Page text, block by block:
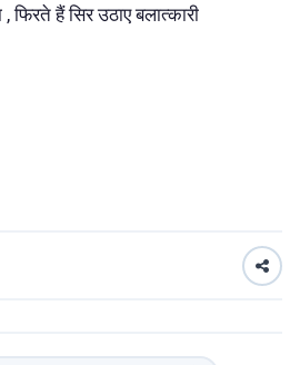
फिरते हैं सिर उठाए बलात्कारी